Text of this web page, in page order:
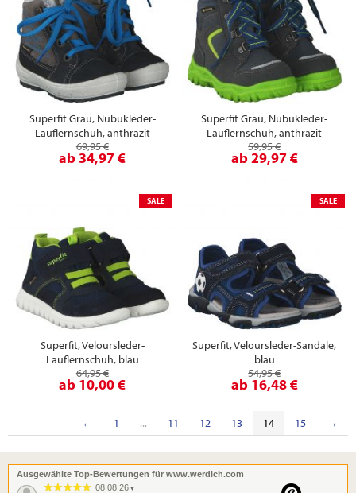
Superfit Grau, Nubukleder-
Lauflernschuh, anthrazit
69,95 €
ab34,97 €
Superfit Grau, Nubukleder-
Lauflernschuh, anthrazit
59,95 €
ab29,97 €
SALE
Superfit, Veloursleder-
Lauflernschuh, blau
64,95 €
ab 10,00 €
SALE
Superfit, Veloursleder-Sandale,
blau
54,95 €
ab 16,48 €
← 1 ... 11 12 13 14 15 →
Ausgewählte Top-Bewertungen für www.werdich.com
08.08.26 ▼